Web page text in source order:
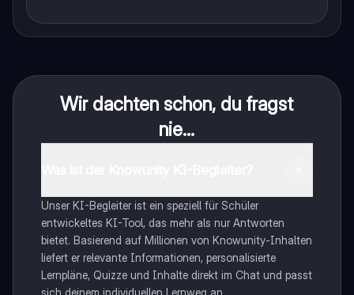
Wir dachten schon, du fragst
nie...
Unser KI-Begleiter ist ein speziell für Schüler
entwickeltes KI-Tool, das mehr als nur Antworten
bietet. Basierend auf Millionen von Knowunity-Inhalten
liefert er relevante Informationen, personalisierte
Lernpläne, Quizze und Inhalte direkt im Chat und passt